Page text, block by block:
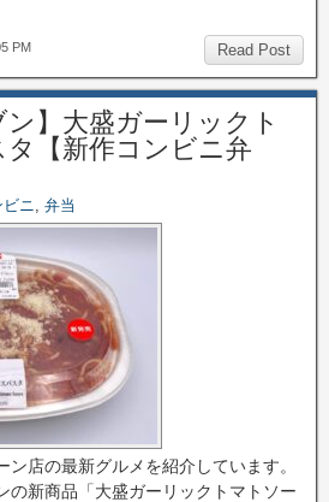
Read Post
PM
ン】大盛ガーリックト
【新作コンビニ弁
ビニ, 弁当
店の最新グルメを紹介しています。
の新商品「大盛ガーリックトマトソー